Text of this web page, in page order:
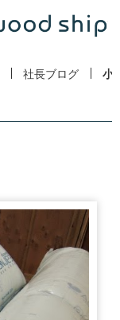
社長ブログ 小